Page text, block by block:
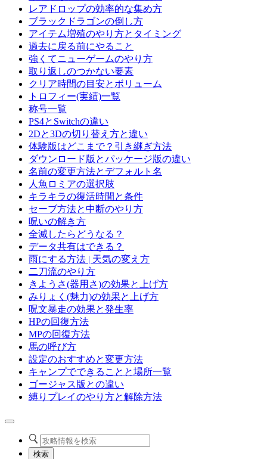
レアドロップの効率的な集め方
ブラックドラゴンの倒し方
アイテム増殖のやり方とタイミング
過去に戻る前にやること
強くてニューゲームのやり方
取り返しのつかない要素
クリア時間の目安とボリューム
トロフィー(実績)一覧
称号一覧
PS4とSwitchの違い
2Dと3Dの切り替え方と違い
体験版はどこまで？引き継ぎ方法
ダウンロード版とパッケージ版の違い
名前の変更方法とデフォルト名
人魚ロミアの選択肢
キラキラの復活時間と条件
セーブ方法と中断のやり方
呪いの解き方
全滅したらどうなる？
データ共有はできる？
雨にする方法 | 天気の変え方
二刀流のやり方
きようさ(器用さ)の効果と上げ方
みりょく(魅力)の効果と上げ方
呪文暴走の効果と発生率
HPの回復方法
MPの回復方法
馬の呼び方
設定のおすすめと変更方法
キャンプでできることと場所一覧
ゴージャス版との違い
縛りプレイのやり方と解除方法
検索